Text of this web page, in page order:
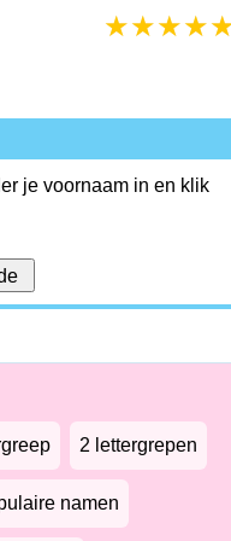
★★★★
je voornaam in en klik
2 lettergrepen
namen